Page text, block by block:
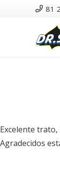
81
Excelente
Agradecidos